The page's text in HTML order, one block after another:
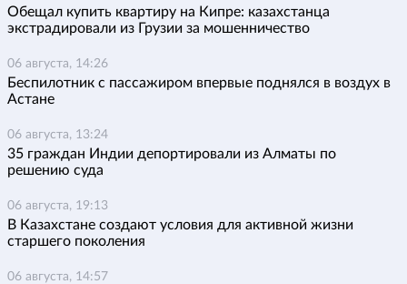
Обещал купить квартиру на Кипре: казахстанца
экстрадировали из Грузии за мошенничество
06 августа, 14:26
Беспилотник с пассажиром впервые поднялся в воздух в
Астане
06 августа, 13:24
35 граждан Индии депортировали из Алматы по
решению суда
06 августа, 19:13
В Казахстане создают условия для активной жизни
старшего поколения
06 августа, 14:57